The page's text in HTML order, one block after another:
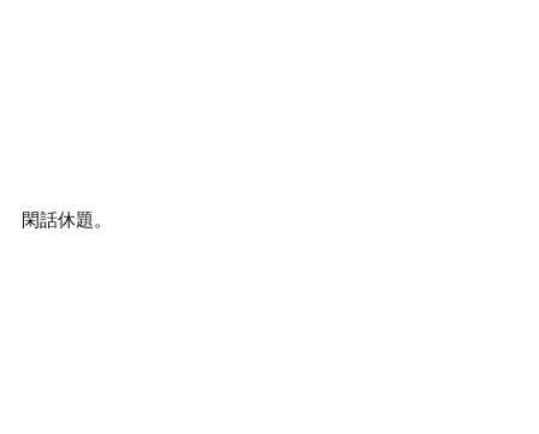
閑話休題。